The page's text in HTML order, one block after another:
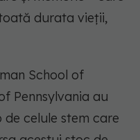
durata vieții,
School of
Pennsylvania au
celule stem care